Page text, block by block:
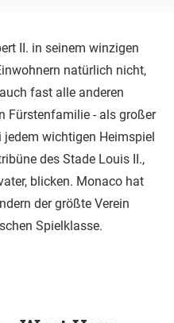
II. in seinem winzigen
natürlich nicht,
fast alle anderen
Fürstenfamilie - als großer
wichtigen Heimspiel
des Stade Louis II.,
blicken. Monaco hat
der größte Verein
Spielklasse.